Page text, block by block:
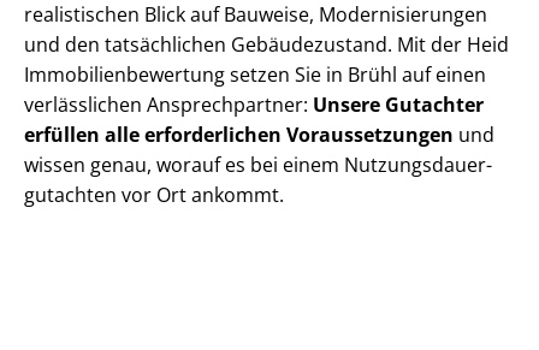
realistischen Blick auf Bauweise, Mo­der­ni­sie­run­gen
und den tatsächlichen Gebäudezustand. Mit der Heid
Im­mo­bi­li­en­be­wer­tung setzen Sie in Brühl auf einen
verlässlichen Ansprechpartner: Unsere Gutachter
erfüllen alle erforderlichen Voraussetzungen und
wissen genau, worauf es bei einem Nut­zungs­dau­er­
gut­ach­ten vor Ort ankommt.